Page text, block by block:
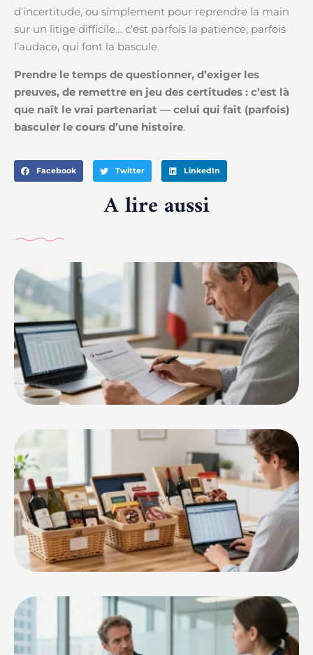
d’incertitude, ou simplement pour reprendre la main
sur un litige difficile… c’est parfois la patience, parfois
l’audace, qui font la bascule.
Prendre le temps de questionner, d’exiger les
preuves, de remettre en jeu des certitudes : c’est là
que naît le vrai partenariat — celui qui fait (parfois)
basculer le cours d’une histoire.
Facebook Twitter LinkedIn
A lire aussi